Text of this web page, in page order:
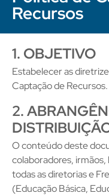
Recursos
1. OBJETIVO
Estabelecer as
Captação de Recursos.
2.
O conteúdo deste
colaboradores,
todas as diretorias e
(Educação Básica,